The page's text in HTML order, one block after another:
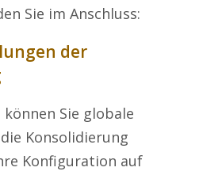
Sie im Anschluss:
der
Sie globale
Konsolidierung
Konfiguration auf